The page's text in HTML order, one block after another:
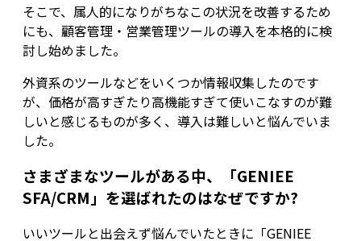
そこで、属人的になりがちなこの状況を改善するため
にも、顧客管理・営業管理ツールの導入を本格的に検
討し始めました。
外資系のツールなどをいくつか情報収集したのです
が、価格が高すぎたり高機能すぎて使いこなすのが難
しいと感じるものが多く、導入は難しいと悩んでいま
した。
さまざまなツールがある中、「GENIEE
SFA/CRM」を選ばれたのはなぜですか?
いいツールと出会えず悩んでいたときに「GENIEE